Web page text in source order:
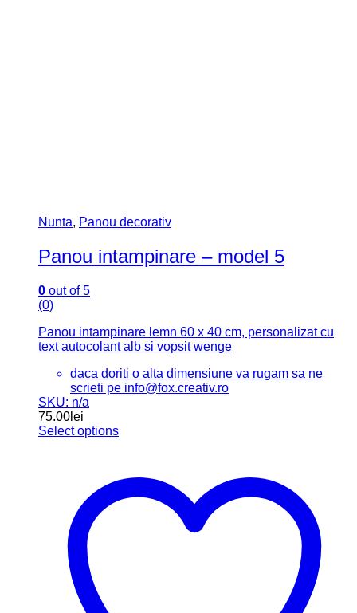
Nunta, Panou decorativ
Panou intampinare – model 5
0 out of 5
(0)
Panou intampinare lemn 60 x 40 cm, personalizat cu
text autocolant alb si vopsit wenge
daca doriti o alta dimensiune va rugam sa ne
scrieti pe info@fox.creativ.ro
SKU: n/a
75.00 lei
Select options